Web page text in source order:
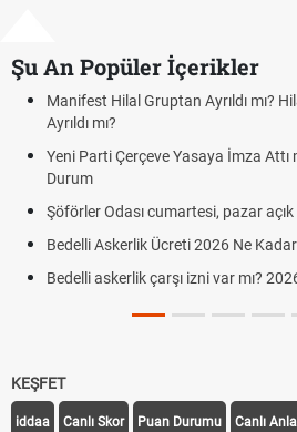
Şu An Popüler İçerikler
Manifest Hilal Gruptan Ayrıldı mı?
Ayrıldı mı?
Yeni Parti Çerçeve Yasaya İmza Attı
Durum
Şöförler Odası cumartesi, pazar açık
Bedelli Askerlik Ücreti 2026 Ne
Bedelli askerlik çarşı izni var mı?
KEŞFET
iddaa Canlı Skor Puan Durumu Canlı